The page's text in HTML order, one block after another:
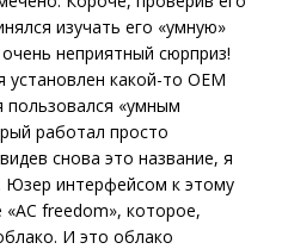
изучать его «умную»
неприятный сюрприз!
установлен какой-то OEM
пользовался «умным
работал просто
снова это название, я
Юзер интерфейсом к этому
freedom», которое,
И это облако